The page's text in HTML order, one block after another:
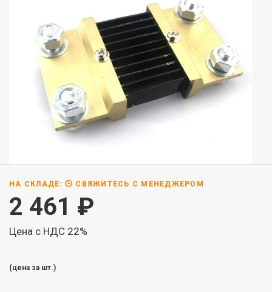
НА СКЛАДЕ: СВЯЖИТЕСЬ С МЕНЕДЖЕРОМ
2 461 ₽
Цена с НДС 22%
(цена за шт.)